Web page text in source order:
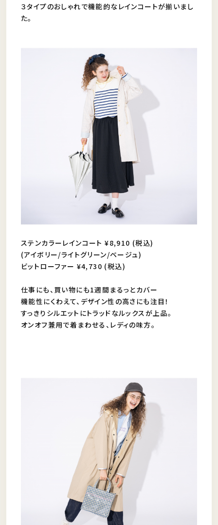
３タイプのおしゃれで機能的なレインコートが揃いまし
た。
ステンカラーレインコート ¥8,910 (税込)
(アイボリー/ライトグリーン/ベージュ)
ビットローファー ¥4,730 (税込)
仕事にも、買い物にも1週間まるっとカバー
機能性にくわえて、デザイン性の高さにも注目！
すっきりシルエットにトラッドなルックスが上品。
オンオフ兼用で着まわせる、レディの味方。